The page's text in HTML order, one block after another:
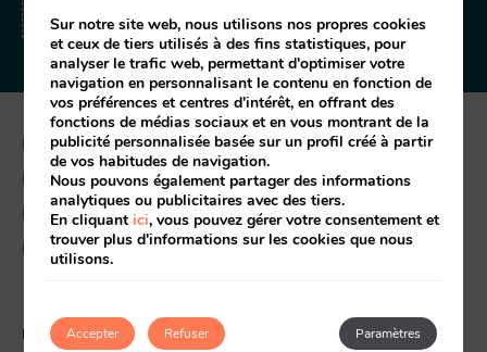
Mentions légales
Politique des cookies
Livre de réclamation
RAL
Développé par mirai
Sur notre site web, nous utilisons nos propres cookies
et ceux de tiers utilisés à des fins statistiques, pour
analyser le trafic web, permettant d'optimiser votre
navigation en personnalisant le contenu en fonction de
vos préférences et centres d'intérêt, en offrant des
fonctions de médias sociaux et en vous montrant de la
publicité personnalisée basée sur un profil créé à partir
de vos habitudes de navigation.
Nous pouvons également partager des informations
analytiques ou publicitaires avec des tiers.
En cliquantici, vous pouvez gérer votre consentement et
trouver plus d'informations sur les cookies que nous
utilisons.
Accepter Paramètres
Refuser